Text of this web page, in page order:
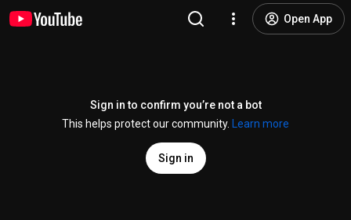
Open App
Sign in to confirm you’re not a bot
This helps protect our community.
Learn more
Sign in